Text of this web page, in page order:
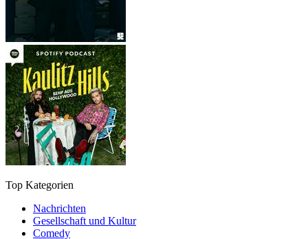
Top Kategorien
Nachrichten
Gesellschaft und Kultur
Comedy